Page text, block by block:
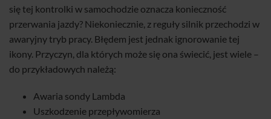
się tej kontrolki w samochodzie oznacza konieczność
przerwania jazdy? Niekoniecznie, z reguły silnik przechodzi w
awaryjny tryb pracy. Błędem jest jednak ignorowanie tej
ikony. Przyczyn, dla których może się ona świecić, jest wiele –
do przykładowych należą:
Awaria sondy Lambda
Uszkodzenie przepływomierza